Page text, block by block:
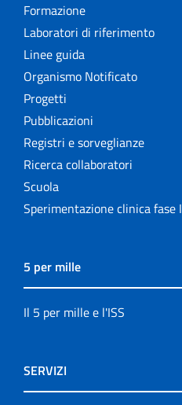
Formazione
Laboratori di riferimento
Linee guida
Organismo Notificato
Progetti
Pubblicazioni
Registri e sorveglianze
Ricerca collaboratori
Scuola
Sperimentazione clinica fase I
5 per mille
Il 5 per mille e l'ISS
SERVIZI